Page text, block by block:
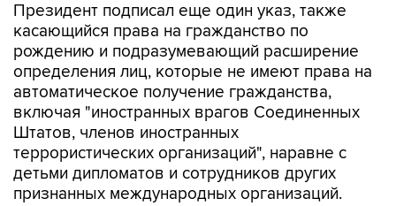
Президент подписал еще один указ, также
касающийся права на гражданство по
рождению и подразумевающий расширение
определения лиц, которые не имеют права на
автоматическое получение гражданства,
включая "иностранных врагов Соединенных
Штатов, членов иностранных
террористических организаций", наравне с
детьми дипломатов и сотрудников других
признанных международных организаций.